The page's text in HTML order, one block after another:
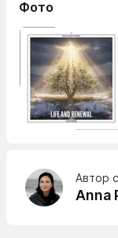
Фото
Автор
Anna